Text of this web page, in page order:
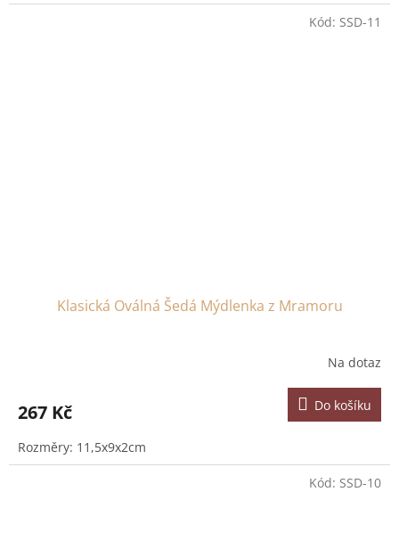
Klasická Oválná Šedá Mýdlenka z Mramoru
Na dotaz
267 Kč Do košíku
Rozměry: 11,5x9x2cm
Kód: SSD-11
Kód: SSD-10